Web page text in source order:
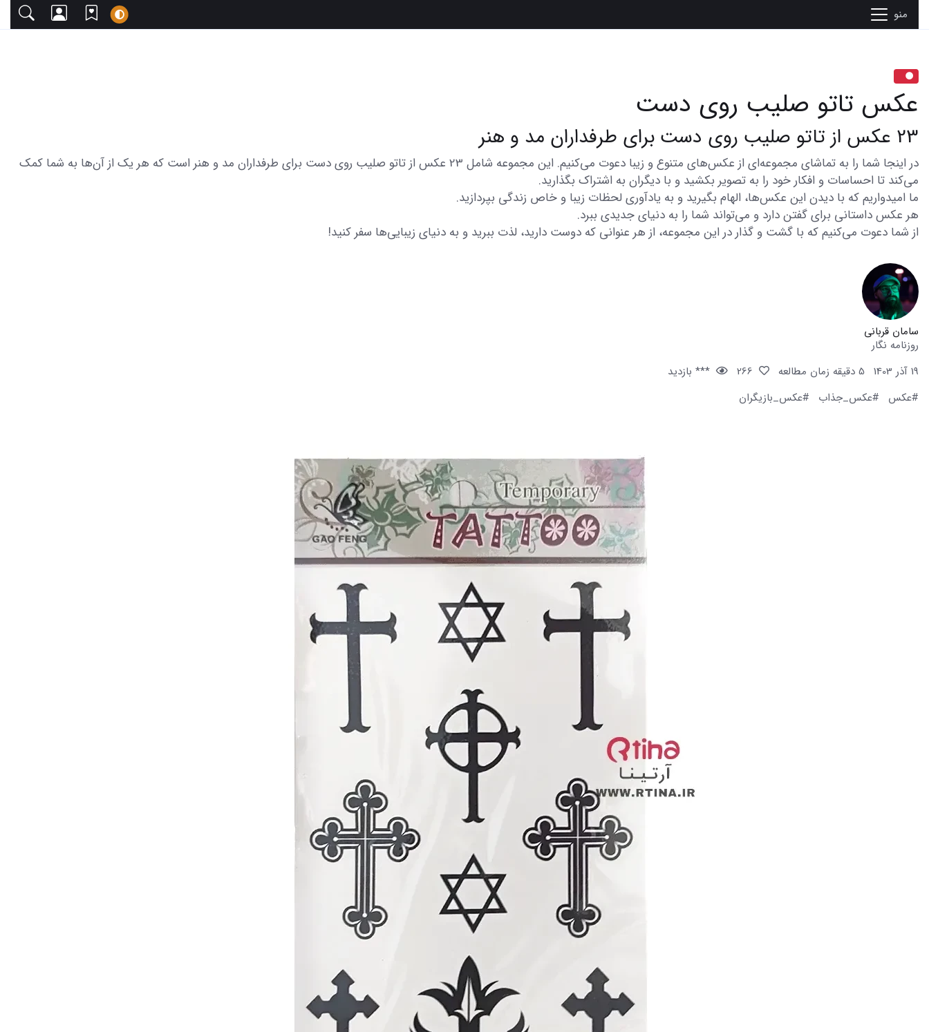
منو
عکس تاتو صلیب روی دست
23 عکس از تاتو صلیب روی دست برای طرفداران مد و هنر
در اینجا شما را به تماشای مجموعه‌ای از عکس‌های متنوع و زیبا دعوت می‌کنیم. این مجموعه شامل 23 عکس از تاتو صلیب روی دست برای طرفداران مد و هنر است که هر یک از آن‌ها به شما کمک
می‌کند تا احساسات و افکار خود را به تصویر بکشید و با دیگران به اشتراک بگذارید.
ما امیدواریم که با دیدن این عکس‌ها، الهام بگیرید و به یادآوری لحظات زیبا و خاص زندگی بپردازید.
هر عکس داستانی برای گفتن دارد و می‌تواند شما را به دنیای جدیدی ببرد.
از شما دعوت می‌کنیم که با گشت و گذار در این مجموعه، از هر عنوانی که دوست دارید، لذت ببرید و به دنیای زیبایی‌ها سفر کنید!
سامان قربانی
روزنامه نگار
19 آذر 1403
5 دقیقه زمان مطالعه
*** بازدید
#عکس
#عکس_جذاب #عکس_بازیگران